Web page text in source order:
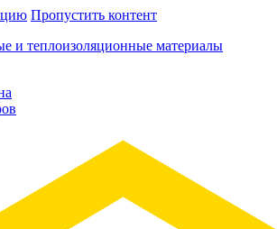
Пропустить контент
и теплоизоляционные материалы